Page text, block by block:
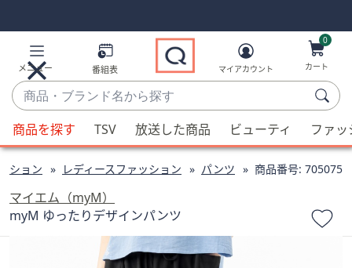
Links
Links2
メニュー 番組表
商
品・
ブ
ラ
ン
名
か
候
補
利
用
可
マイアカウント
0
カート
商品を探す TSV 放送した商品 ビューティ ファ
ション レディースファッション パンツ 商品番号: 705075
マイエム（myM）
myM ゆったりデザインパンツ